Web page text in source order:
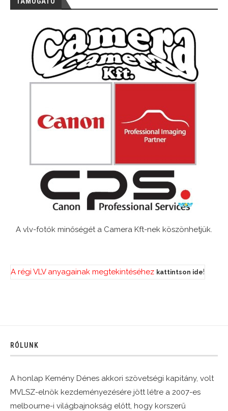
A vlv-fotók minőségét a Camera Kft-nek köszönhetjük.
A régi VLV anyagainak megtekintéséhez kattintson ide!
RÓLUNK
A honlap Kemény Dénes akkori szövetségi kapitány, volt
MVLSZ-elnök kezdeményezésére jött létre a 2007-es
melbourne-i világbajnokság előtt, hogy korszerű